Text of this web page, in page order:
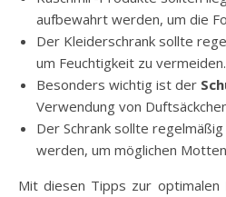
aufbewahrt werden, um die
Der Kleiderschrank sollte
um Feuchtigkeit zu vermeiden.
Besonders wichtig ist der
Verwendung von
Der Schrank sollte
werden, um möglichen
Mit diesen Tipps zur optimalen